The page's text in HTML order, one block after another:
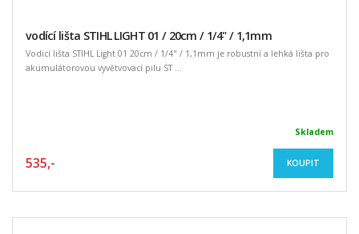
vodící lišta STIHL LIGHT 01 / 20cm / 1/4" / 1,1mm
Vodicí lišta STIHL Light 01 20cm / 1/4" / 1,1mm je robustní a lehká lišta pro
akumulátorovou vyvětvovací pilu ST ...
Skladem
535,- KOUPIT